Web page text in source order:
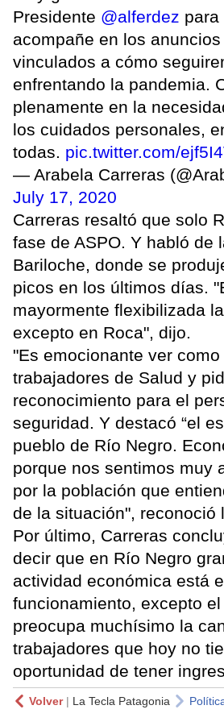
Presidente @alferdez para
acompañe en los anuncios
vinculados a cómo
enfrentando la pandemia.
plenamente en la
los cuidados personales,
todas. pic.twitter.com/
— Arabela Carreras
July 17, 2020
Carreras resaltó que solo
fase de ASPO. Y habló de
Bariloche, donde se
picos en los últimos días.
mayormente flexibilizada
excepto en Roca", dijo.
"Es emocionante ver
trabajadores de Salud y
reconocimiento para el
seguridad. Y destacó “el
pueblo de Río Negro.
porque nos sentimos muy
por la población que
de la situación", reconoció
Por último, Carreras
decir que en Río Negro
actividad económica está
funcionamiento, excepto
preocupa muchísimo la
trabajadores que hoy no
oportunidad de tener
Volver| La Tecla Patagonia